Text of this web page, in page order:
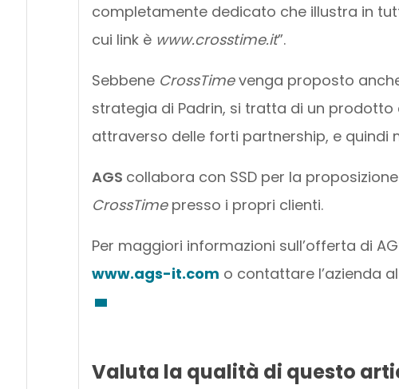
completamente dedicato che illustra in
cui link è www.crosstime.it”.
Sebbene CrossTimevenga proposto
strategia di Padrin, si tratta di un
attraverso delle forti partnership, e quindi
AGS collabora con SSD per la
CrossTimepresso i propri clienti.
Per maggiori informazioni sull’offerta di
www.ags-it.com o contattare l’azienda
Valuta la qualità di questo